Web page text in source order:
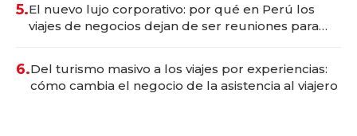
5.El nuevo lujo corporativo: por qué en Perú los
viajes de negocios dejan de ser reuniones para
6.Del turismo masivo a los viajes por experiencias:
cómo cambia el negocio de la asistencia al viajero